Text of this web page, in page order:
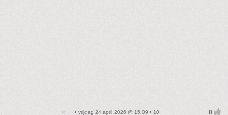
• vrijdag 24 april 2026 @ 15:09 • 10